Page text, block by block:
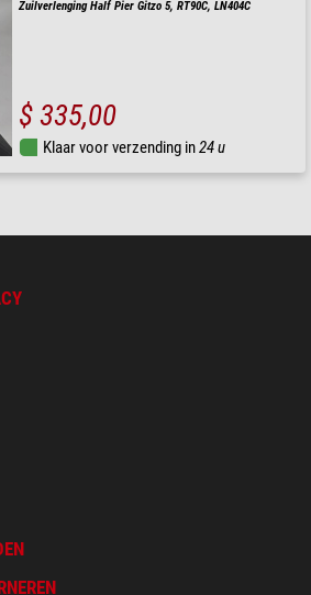
Zuilverlenging Half Pier Gitzo 5, RT90C, LN404C
$ 335,00
Klaar voor verzending in24 u